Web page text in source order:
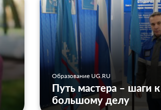
Образование UG.RU
Путь мастера – шаги к
большому делу